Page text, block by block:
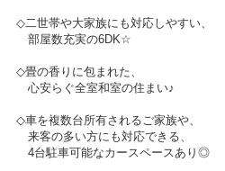
◇二世帯や大家族にも対応しやすい、
部屋数充実の6DK☆
◇畳の香りに包まれた、
心安らぐ全室和室の住まい♪
◇車を複数台所有されるご家族や、
来客の多い方にも対応できる、
4台駐車可能なカースペースあり◎